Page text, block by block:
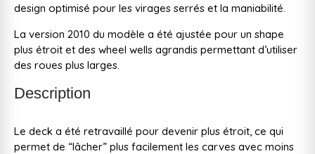
design optimisé pour les virages serrés et la maniabilité.
La version 2010 du modèle a été ajustée pour un shape
plus étroit et des wheel wells agrandis permettant d’utiliser
des roues plus larges.
Description
Le deck a été retravaillé pour devenir plus étroit, ce qui
permet de “lâcher” plus facilement les carves avec moins